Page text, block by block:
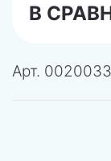
В
Арт.